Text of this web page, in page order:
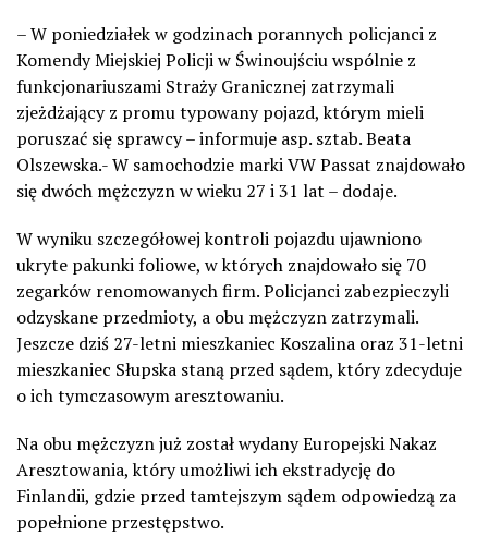
– W poniedziałek w godzinach porannych policjanci z
Komendy Miejskiej Policji w Świnoujściu wspólnie z
funkcjonariuszami Straży Granicznej zatrzymali
zjeżdżający z promu typowany pojazd, którym mieli
poruszać się sprawcy – informuje asp. sztab. Beata
Olszewska.- W samochodzie marki VW Passat znajdowało
się dwóch mężczyzn w wieku 27 i 31 lat – dodaje.
W wyniku szczegółowej kontroli pojazdu ujawniono
ukryte pakunki foliowe, w których znajdowało się 70
zegarków renomowanych firm. Policjanci zabezpieczyli
odzyskane przedmioty, a obu mężczyzn zatrzymali.
Jeszcze dziś 27-letni mieszkaniec Koszalina oraz 31-letni
mieszkaniec Słupska staną przed sądem, który zdecyduje
o ich tymczasowym aresztowaniu.
Na obu mężczyzn już został wydany Europejski Nakaz
Aresztowania, który umożliwi ich ekstradycję do
Finlandii, gdzie przed tamtejszym sądem odpowiedzą za
popełnione przestępstwo.